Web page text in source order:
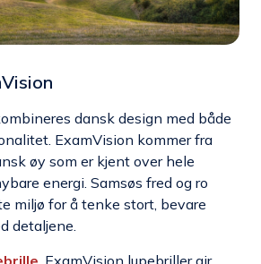
dansk design med både
ExamVision kommer fra
øy som er kjent over hele
energi. Samsøs fred og ro
miljø for å tenke stort, bevare
detaljene.
. ExamVision lupebriller gir